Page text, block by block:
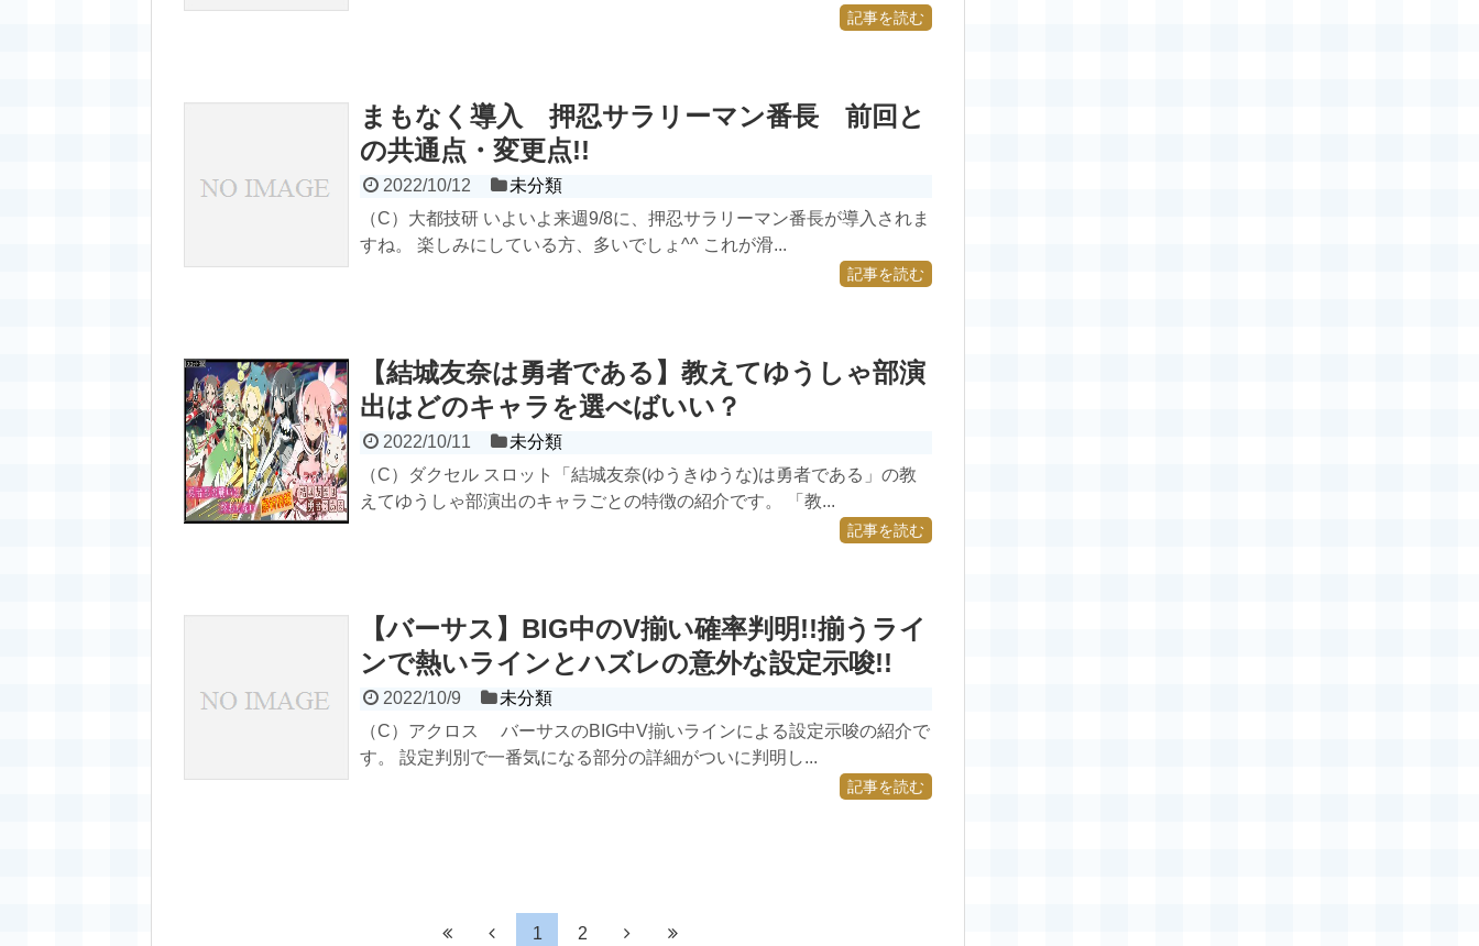
記事を読む
まもなく導入 押忍サラリーマン番長 前回と
の共通点・変更点!!
2022/10/12
未分類
（C）大都技研 いよいよ来週9/8に、押忍サラリーマン番長が導入されま
すね。 楽しみにしている方、多いでしょ^^ これが滑...
記事を読む
【結城友奈は勇者である】教えてゆうしゃ部演
出はどのキャラを選べばいい？
2022/10/11
未分類
（C）ダクセル スロット「結城友奈(ゆうきゆうな)は勇者である」の教
えてゆうしゃ部演出のキャラごとの特徴の紹介です。 「教...
記事を読む
【バーサス】BIG中のV揃い確率判明!!揃うライ
ンで熱いラインとハズレの意外な設定示唆!!
2022/10/9
未分類
（C）アクロス バーサスのBIG中V揃いラインによる設定示唆の紹介で
す。 設定判別で一番気になる部分の詳細がついに判明し...
記事を読む
1 2